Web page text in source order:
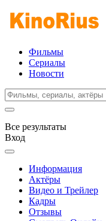
Фильмы
Сериалы
Новости
Все результаты
Вход
Информация
Актёры
Видео и Трейлер
Кадры
Отзывы